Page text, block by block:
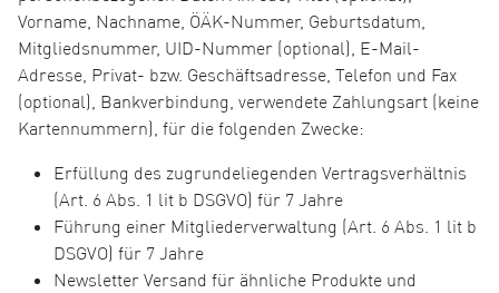
Vorname, Nachname, ÖÄK-Nummer, Geburtsdatum,
Mitgliedsnummer, UID-Nummer (optional), E-Mail-
Adresse, Privat- bzw. Geschäftsadresse, Telefon und Fax
(optional), Bankverbindung, verwendete Zahlungsart (keine
Kartennummern), für die folgenden Zwecke:
Erfüllung des zugrundeliegenden Vertragsverhältnis
(Art. 6 Abs. 1 lit b DSGVO) für 7 Jahre
Führung einer Mitgliederverwaltung (Art. 6 Abs. 1 lit b
DSGVO) für 7 Jahre
Newsletter Versand für ähnliche Produkte und